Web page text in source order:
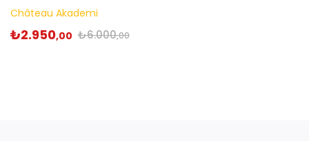
Château Akademi
₺2.950,00 ₺6.000,00